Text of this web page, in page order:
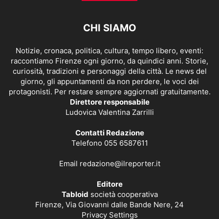
CHI SIAMO
Notizie, cronaca, politica, cultura, tempo libero, eventi:
raccontiamo Firenze ogni giorno, da quindici anni. Storie,
curiosità, tradizioni e personaggi della città. Le news del
giorno, gli appuntamenti da non perdere, le voci dei
protagonisti. Per restare sempre aggiornati gratuitamente.
Direttore responsabile
Ludovica Valentina Zarrilli
Contatti Redazione
Telefono 055 6587611
Email redazione@ilreporter.it
Editore
Tabloid società cooperativa
Firenze, Via Giovanni dalle Bande Nere, 24
Privacy Settings